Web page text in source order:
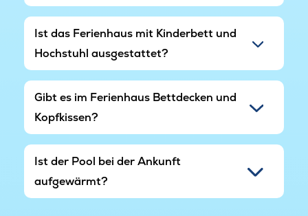
Ist das Ferienhaus mit Kinderbett und
Hochstuhl ausgestattet?
Gibt es im Ferienhaus Bettdecken und
Kopfkissen?
Ist der Pool bei der Ankunft
aufgewärmt?